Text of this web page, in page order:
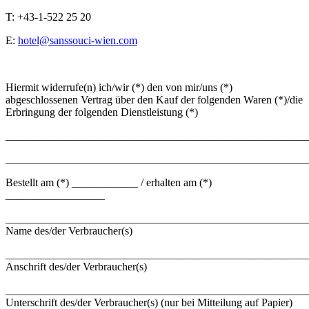
T: +43-1-522 25 20
E: hotel@sanssouci-wien.com
Hiermit widerrufe(n) ich/wir (*) den von mir/uns (*)
abgeschlossenen Vertrag über den Kauf der folgenden Waren (*)/die
Erbringung der folgenden Dienstleistung (*)
Bestellt am (*) ____________ / erhalten am (*)
Name des/der Verbraucher(s)
Anschrift des/der Verbraucher(s)
Unterschrift des/der Verbraucher(s) (nur bei Mitteilung auf Papier)